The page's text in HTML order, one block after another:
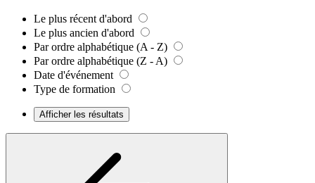
Le plus récent d'abord
Le plus ancien d'abord
Par ordre alphabétique (A - Z)
Par ordre alphabétique (Z - A)
Date d'événement
Type de formation
Afficher les résultats